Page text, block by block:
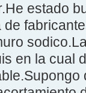
estado
en la cual